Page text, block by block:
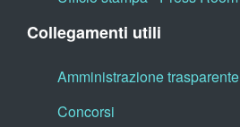
Collegamenti utili
Amministrazione trasparente
Concorsi